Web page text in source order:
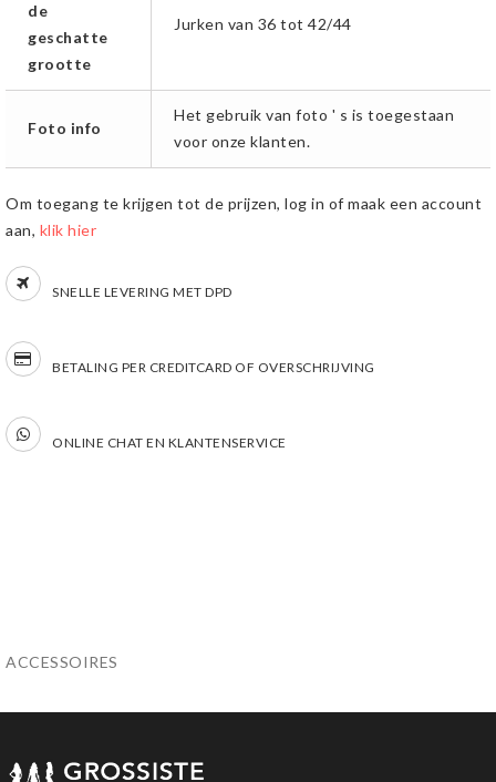
de
geschatte
grootte
Jurken van 36 tot 42/44
Foto info
Het gebruik van foto ' s is toegestaan
voor onze klanten.
Om toegang te krijgen tot de prijzen, log in of maak een account
aan, klik hier
SNELLE LEVERING MET DPD
BETALING PER CREDITCARD OF OVERSCHRIJVING
ONLINE CHAT EN KLANTENSERVICE
ACCESSOIRES